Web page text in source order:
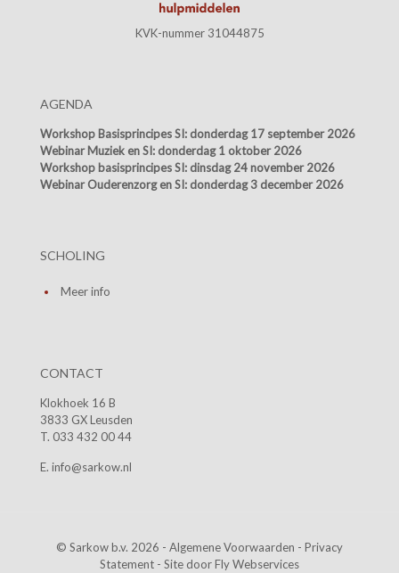
KVK-nummer 31044875
AGENDA
Workshop Basisprincipes SI: donderdag 17 september 2026
Webinar Muziek en SI: donderdag 1 oktober 2026
Workshop basisprincipes SI: dinsdag 24 november 2026
Webinar Ouderenzorg en SI: donderdag 3 december 2026
SCHOLING
Meer info
CONTACT
Klokhoek 16 B
3833 GX Leusden
T. 033 432 00 44
E. info@sarkow.nl
© Sarkow b.v. 2026 - Algemene Voorwaarden - Privacy
Statement - Site doorFly Webservices